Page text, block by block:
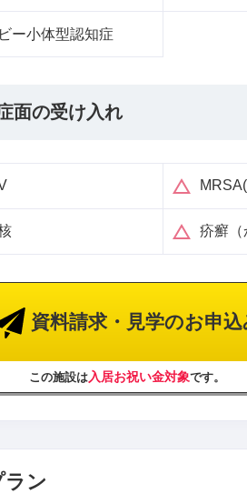
ー小体型認知症
面の受け入れ
疥癬（
資料請求・見学のお申込
この施設は 入居お祝い金対象です。
ラン